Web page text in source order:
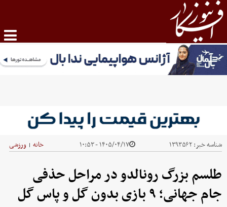
شناسه خبر:۱۳۹۳۵۶۲ ۱۴۰۵/۰۴/۱۷ - ۱۰:۵۳ خانه | ورزشی
طلسم بزرگ رونالدو در مراحل حذفی
جام جهانی؛ ۹ بازی بدون گل و پاس گل